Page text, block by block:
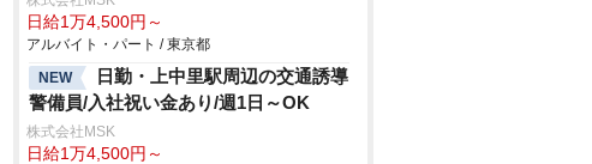
日給1万4,500円～
アルバイト・パート / 東京都
NEW
日勤・上中里駅周辺の交通誘導
警備員/入社祝い金あり/週1日～OK
株式会社MSK
日給1万4,500円～